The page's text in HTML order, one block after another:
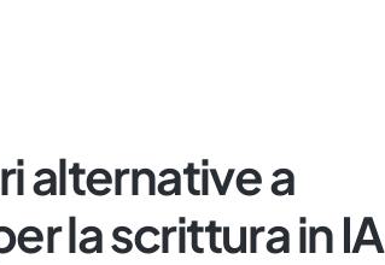
alternative a
la scrittura in IA